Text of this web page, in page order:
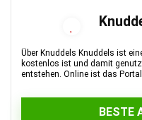
Über Knuddels Knuddels ist
kostenlos ist und damit
entstehen. Online ist das Portal
BESTE